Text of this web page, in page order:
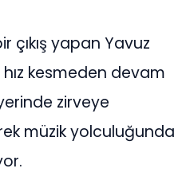
çıkış yapan Yavuz
hız kesmeden devam
zirveye
müzik yolculuğunda